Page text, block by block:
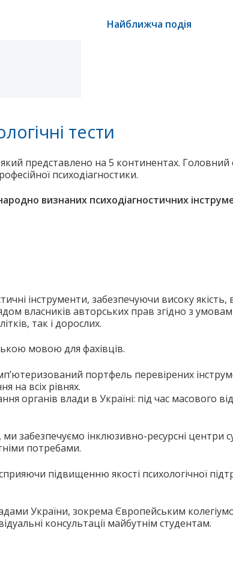
Найближча подія
тести
представлено на 5 континентах. Головний
психодіагностики.
визнаних психодіагностичних
інструменти, забезпечуючи високу якість,
власників авторських прав згідно з
так і дорослих.
мовою для фахівців.
портфель перевірених
на всіх рівнях.
органів влади в Україні: під час масового
забезпечуємо інклюзивно-ресурсні центри
потребами.
підвищенню якості психологічної
України, зокрема Європейським
консультації майбутнім студентам.